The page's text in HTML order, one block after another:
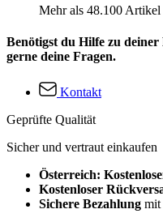
Mehr als 48.100 Artikel
Benötigst du Hilfe zu
gerne deine Fragen.
Kontakt
Geprüfte Qualität
Sicher und vertraut einkaufen
Österreich:
Kostenloser
Sichere Bezahlung mit